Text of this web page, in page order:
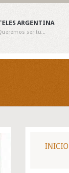
ARGENTINA
ser tu...
INICIO